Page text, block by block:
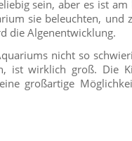
sein, aber es ist
sie beleuchten, und
die Algenentwicklung.
nicht so
ist wirklich groß. Die
großartige